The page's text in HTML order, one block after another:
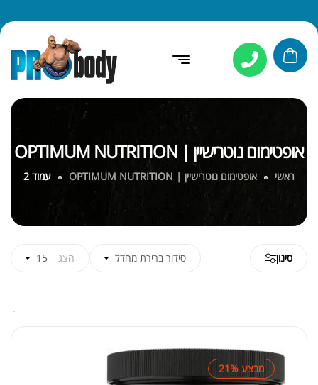
אופטימום נוטרישיין | OPTIMUM NUTRITION
ראשי אופטימום נוטרישיין | OPTIMUM NUTRITION עמוד 2
סינון סידור ברירת מחדל הצג 15
מבצע 21%